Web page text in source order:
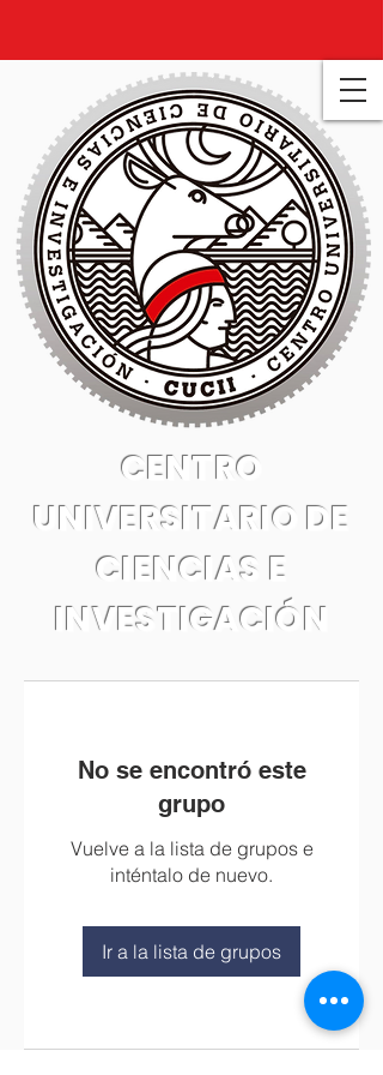
CENTRO
UNIVERSITARIO DE
CIENCIAS E
INVESTIGACIÓN
No se encontró este
grupo
Vuelve a la lista de grupos e
inténtalo de nuevo.
Ir a la lista de grupos